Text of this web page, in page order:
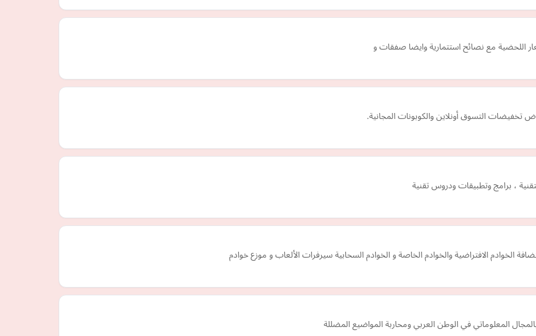
اللحضية مع نصائح استتمارية وايضا صفقات و
التسوق أونلاين والكوبونات المجانية.
، برامج وتطبيقات ودروس تقنية
الافتراضية والخوادم الخاصة و الخوادم السحابية سيرفرات الألعاب و موزع خوادم
المعلوماتي في الوطن العربي ومحاربة المواضيع المضللة